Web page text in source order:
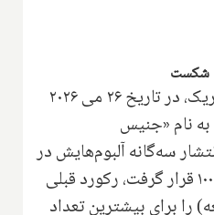
شکست
خواننده رپ تورنتویی، دریک، در تاریخ ۲۶ می ۲۰۲۶
نام «جنیس
سه‌گانه آلبوم‌هایش در
صدر جدول بیلبورد هات ۱۰۰ قرار گرفت، رکورد قبلی
(با ۱۳ قطعه) را برای بیشترین تعداد